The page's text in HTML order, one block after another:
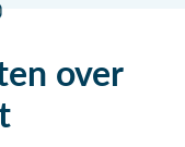
over